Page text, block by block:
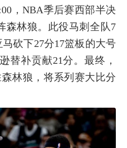
，NBA季后赛西部半决
森林狼。此役马刺全队7
砍下27分17篮板的大号
替补贡献21分。最终，
林狼，将系列赛大比分